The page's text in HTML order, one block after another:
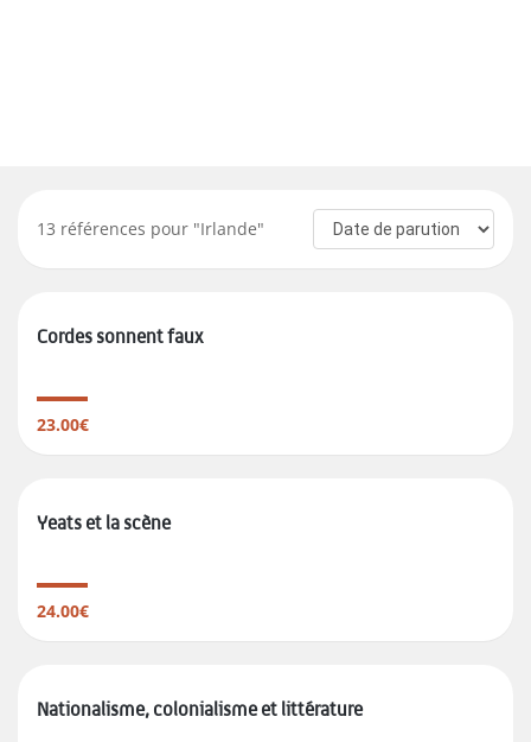
13 références pour "Irlande"
Cordes sonnent faux
23.00€
Yeats et la scène
24.00€
Nationalisme, colonialisme et littérature